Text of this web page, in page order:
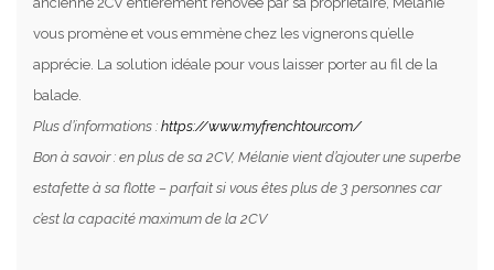
vous promène et vous emmène chez les vignerons qu’elle
apprécie. La solution idéale pour vous laisser porter au fil de la
balade.
Plus d’informations : https://www.myfrenchtour.com/
Bon à savoir : en plus de sa 2CV, Mélanie vient d’ajouter une superbe
estafette à sa flotte – parfait si vous êtes plus de 3 personnes car
c’est la capacité maximum de la 2CV